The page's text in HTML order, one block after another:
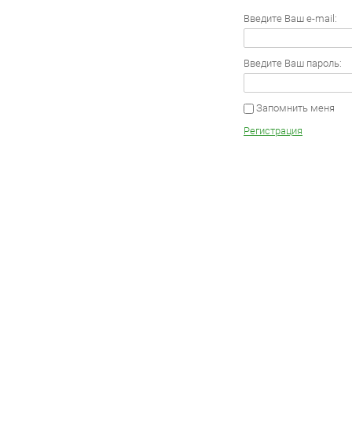
Введите Ваш e-mail:
Введите Ваш пароль:
Запомнить меня
Регистрация